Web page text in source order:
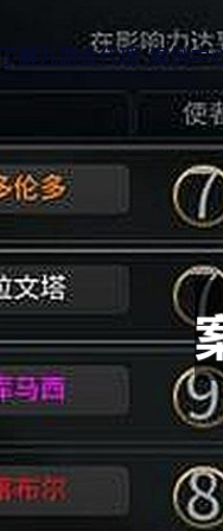
了解九游会代理 案例中